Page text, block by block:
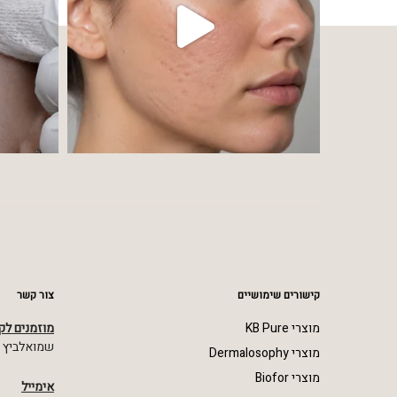
קישורים שימושיים
מוצרי KB Pure
מוצרי Dermalosophy
מוצרי Biofor
צור קשר
מוזמנים
שמואלביץ מרדכי
אימייל